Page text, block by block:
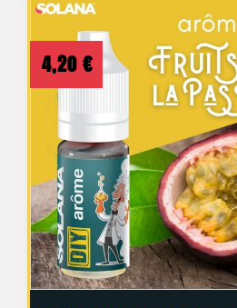
4,20 €